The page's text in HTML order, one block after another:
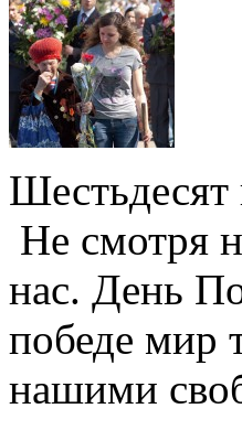
Шестьдесят
Не смотря
нас. День
победе мир
нашими